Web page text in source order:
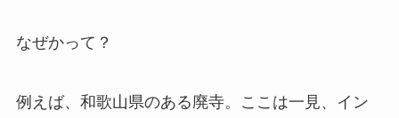
なぜかって？
例えば、和歌山県のある廃寺。ここは一見、イン